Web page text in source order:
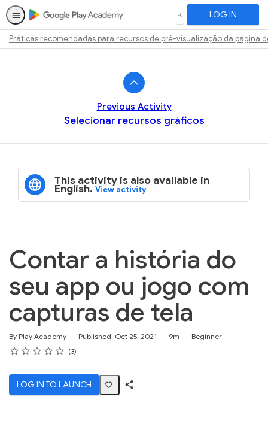
SEARCH LOG IN
Práticas recomendadas para recursos de pré-visualização da página
Previous Activity
Selecionar recursos gráficos
This activity is also available in
English.View activity
Contar a história do
seu app ou jogo com
capturas de tela
By Play Academy Published: Oct 25, 2021
Duration 9m
Difficulty
Beginner
Rating
1 star
2 stars
3 stars
4 stars
5 stars
Average rating: 5.0 3
3 reviews
LOG IN TO LAUNCH